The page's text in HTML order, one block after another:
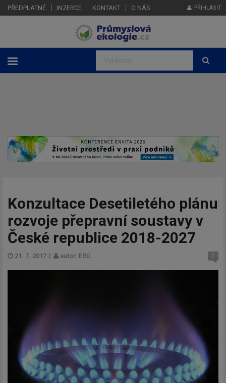
PŘEDPLATNÉ INZERCE KONTAKT O NÁS PŘIHLÁSIT
Konzultace Desetiletého plánu
rozvoje přepravní soustavy v
České republice 2018-2027
21. 7. 2017 | autor: ERÚ 0